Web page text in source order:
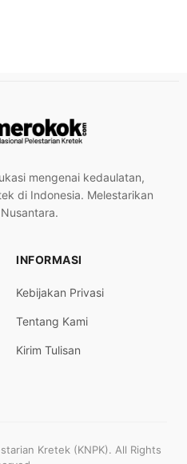
mengenai kedaulatan,
di Indonesia. Melestarikan
INFORMASI
Kebijakan Privasi
Tentang Kami
Kirim Tulisan
Kretek (KNPK). All Rights